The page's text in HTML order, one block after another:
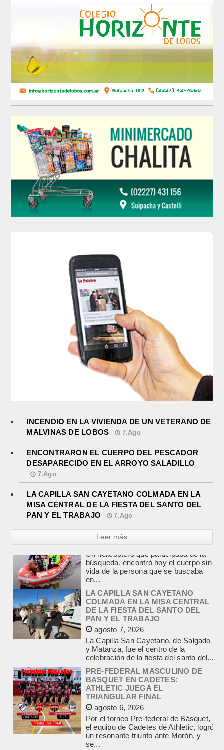
INCENDIO EN LA VIVIENDA DE UN VETERANO DE
MALVINAS DE LOBOS
7.Ago
ENCONTRARON EL CUERPO DEL PESCADOR
DESAPARECIDO EN EL ARROYO SALADILLO
7.Ago
LA CAPILLA SAN CAYETANO COLMADA EN LA
MISA CENTRAL DE LA FIESTA DEL SANTO DEL
PAN Y EL TRABAJO
7.Ago
Leer más
LA CAPILLA SAN CAYETANO
COLMADA EN LA MISA CENTRAL
DE LA FIESTA DEL SANTO DEL
agosto 7, 2026
La Capilla San Cayetano, de Salgado
y Matanza, fue el centro de la
celebración de la fiesta del santo del...
PRE-FEDERAL MASCULINO DE
BASQUET EN CADETES:
ATHLETIC JUEGA EL
agosto 6, 2026
Por el torneo Pre-federal de Básquet,
el equipo de Cadetes de Athletic, logró
un resonante triunfo ante Morón, y
se...
INFORME DE DEFENSA CIVIL
LOBOS, COLABORACION EN LA
BUSQUEDA DE UNA PERSONA EN